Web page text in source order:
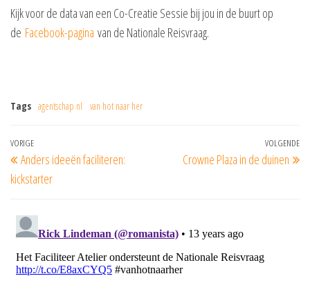
Kijk voor de data van een Co-Creatie Sessie bij jou in de buurt op
de Facebook-pagina van de Nationale Reisvraag.
Tags agentschap nl van hot naar her
Bericht
navigatie
Vorig
bericht
VORIGE
Anders ideeën faciliteren:
kickstarter
VOLGENDE
Crowne Plaza in de duinen